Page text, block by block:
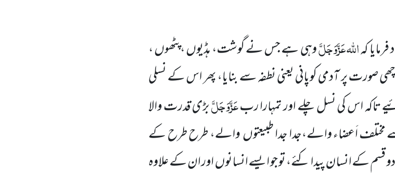
کہاللہعَزَّوَجَلَّوہی ہے جس نے گوشت، ہڈیوں ،پٹھوں ،
صورت پر آدمی کوپانی یعنی نطفہ سے بنایا، پھر اس کے نسلی
تاکہ اس کی نسل چلے اور تمہارا ربعَزَّوَجَلَّبڑی قدرت والا
اَعضاء والے،جدا جدا طبیعتوںوالے، طرح طرح کے
قسم کے انسان پیدا کئے، تو جو ایسے انسانوںاور ان کے علاوہ